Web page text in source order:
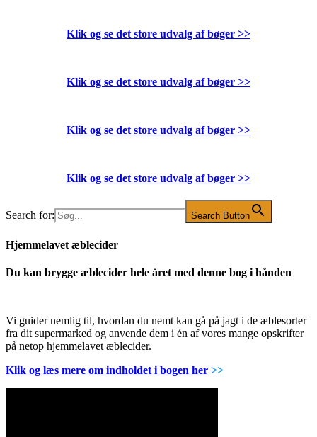
Klik og se det store udvalg af bøger >>
Klik og se det store udvalg af bøger >>
Klik og se det store udvalg af bøger >>
Klik og se det store udvalg af bøger >>
Search for: Search Button
Hjemmelavet æblecider
Du kan brygge æblecider hele året med denne bog i hånden
Vi guider nemlig til, hvordan du nemt kan gå på jagt i de æblesorter
fra dit supermarked og anvende dem i én af vores mange opskrifter
på netop hjemmelavet æblecider.
Klik og læs mere om indholdet i bogen her >>